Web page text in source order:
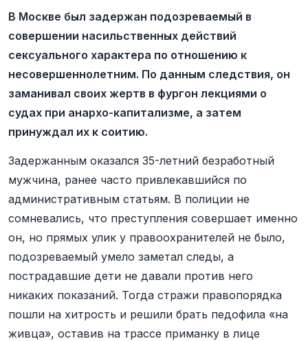
В Москве был задержан подозреваемый в
совершении насильственных действий
сексуального характера по отношению к
несовершеннолетним. По данным следствия, он
заманивал своих жертв в фургон лекциями о
судах при анархо-капитализме, а затем
принуждал их к соитию.
Задержанным оказался 35-летний безработный
мужчина, ранее часто привлекавшийся по
административным статьям. В полиции не
сомневались, что преступления совершает именно
он, но прямых улик у правоохранителей не было,
подозреваемый умело заметал следы, а
пострадавшие дети не давали против него
никаких показаний. Тогда стражи правопорядка
пошли на хитрость и решили брать педофила «на
живца», оставив на трассе приманку в лице